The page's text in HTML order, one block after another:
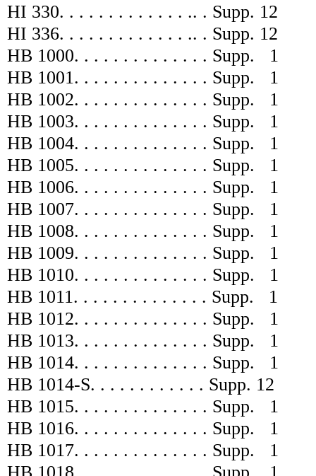
HI 330. . . . . . . . . . . . . .. . Supp. 12
HI 336. . . . . . . . . . . . . .. . Supp. 12
HB 1000. . . . . . . . . . . . . . Supp.
1
HB 1001. . . . . . . . . . . . . . Supp.
1
HB 1002. . . . . . . . . . . . . . Supp.
1
HB 1003. . . . . . . . . . . . . . Supp.
1
HB 1004. . . . . . . . . . . . . . Supp.
1
HB 1005. . . . . . . . . . . . . . Supp.
1
HB 1006. . . . . . . . . . . . . . Supp.
1
HB 1007. . . . . . . . . . . . . . Supp.
1
HB 1008. . . . . . . . . . . . . . Supp.
1
HB 1009. . . . . . . . . . . . . . Supp.
1
HB 1010. . . . . . . . . . . . . . Supp.
1
HB 1011. . . . . . . . . . . . . . Supp.
1
HB 1012. . . . . . . . . . . . . . Supp.
1
HB 1013. . . . . . . . . . . . . . Supp.
1
HB 1014. . . . . . . . . . . . . . Supp.
1
HB 1014-S. . . . . . . . . . . . Supp. 12
HB 1015. . . . . . . . . . . . . . Supp.
1
HB 1016. . . . . . . . . . . . . . Supp.
1
HB 1017. . . . . . . . . . . . . . Supp.
1